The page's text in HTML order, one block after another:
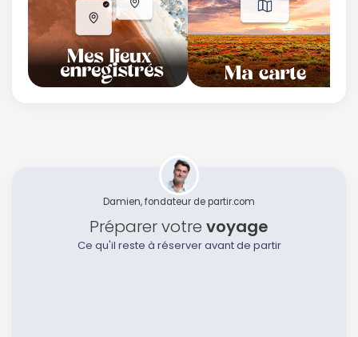
Damien, fondateur de partir.com
Préparer votre voyage
Ce qu'il reste à réserver avant de partir
Politique de
confidentialité.